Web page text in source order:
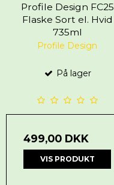
Profile Design FC25
Flaske Sort el. Hvid
735ml
Profile Design
På lager
499,00 DKK
VIS PRODUKT